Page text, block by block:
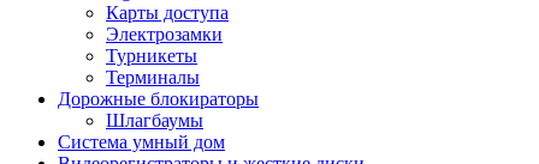
Карты доступа
Электрозамки
Турникеты
Терминалы
Дорожные блокираторы
Шлагбаумы
Cистема умный дом